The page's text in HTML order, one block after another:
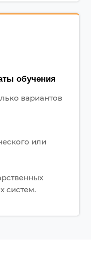
обучения
вариантов
или
систем.